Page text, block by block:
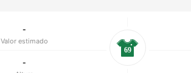
-
Valor estimado
-
69